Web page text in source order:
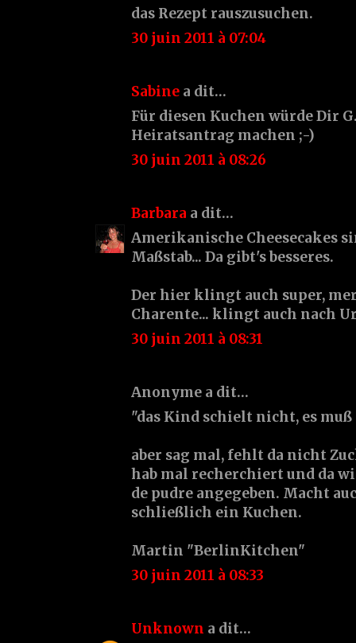
das Rezept rauszusuchen.
30 juin 2011 à 07:04
Sabine a dit…
Für diesen Kuchen würde Dir
Heiratsantrag machen ;-)
30 juin 2011 à 08:26
Barbara a dit…
Amerikanische Cheesecakes
Maßstab... Da gibt's besseres.
Der hier klingt auch super,
Charente... klingt auch nach
30 juin 2011 à 08:31
Anonyme a dit…
"das Kind schielt nicht, es muß
aber sag mal, fehlt da nicht
hab mal recherchiert und da
de pudre angegeben. Macht
schließlich ein Kuchen.
Martin "BerlinKitchen"
30 juin 2011 à 08:33
Unknown a dit…